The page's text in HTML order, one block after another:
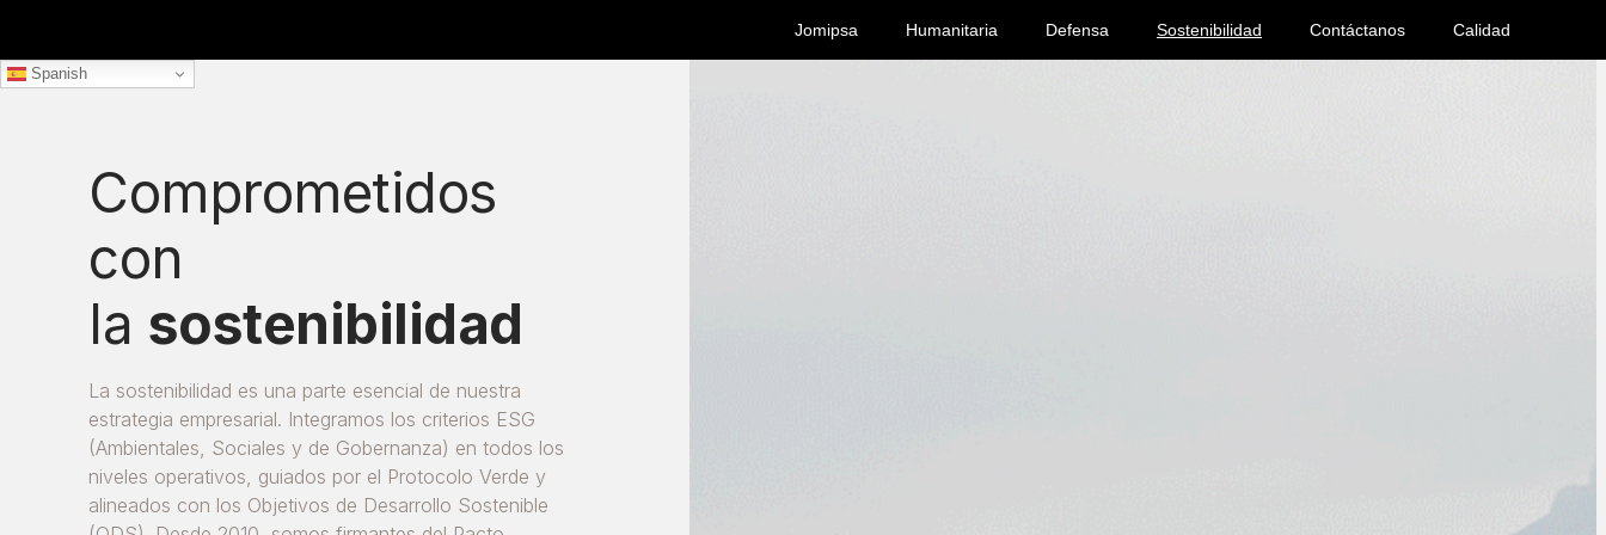
Comprometidos
con
la sostenibilidad
La sostenibilidad es una parte esencial de nuestra
estrategia empresarial. Integramos los criterios ESG
(Ambientales, Sociales y de Gobernanza) en todos los
niveles operativos, guiados por el Protocolo Verde y
alineados con los Objetivos de Desarrollo Sostenible
Jomipsa Humanitaria Defensa Sostenibilidad Contáctanos Calidad
Spanish